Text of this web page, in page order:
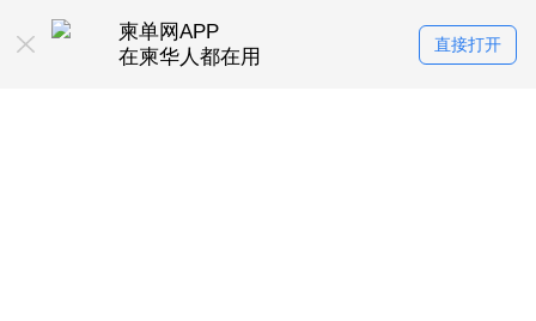
柬单网APP
在柬华人都在用
直接打开